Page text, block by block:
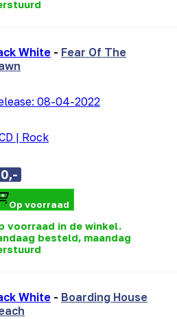
White - Fear Of The
08-04-2022
| Rock
Op voorraad
voorraad in de winkel.
besteld, maandag
White - Boarding House